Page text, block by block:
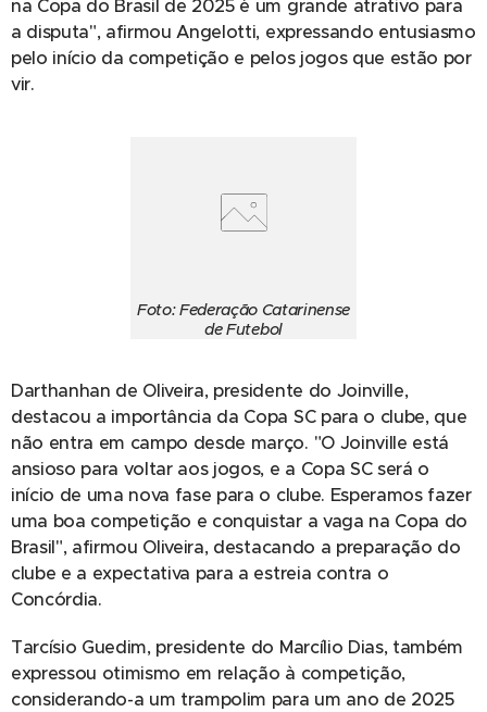
na Copa do Brasil de 2025 é um grande atrativo para
a disputa", afirmou Angelotti, expressando entusiasmo
pelo início da competição e pelos jogos que estão por
vir.
Foto: Federação Catarinense
de Futebol
Darthanhan de Oliveira, presidente do Joinville,
destacou a importância da Copa SC para o clube, que
não entra em campo desde março. "O Joinville está
ansioso para voltar aos jogos, e a Copa SC será o
início de uma nova fase para o clube. Esperamos fazer
uma boa competição e conquistar a vaga na Copa do
Brasil", afirmou Oliveira, destacando a preparação do
clube e a expectativa para a estreia contra o
Concórdia.
Tarcísio Guedim, presidente do Marcílio Dias, também
expressou otimismo em relação à competição,
considerando-a um trampolim para um ano de 2025